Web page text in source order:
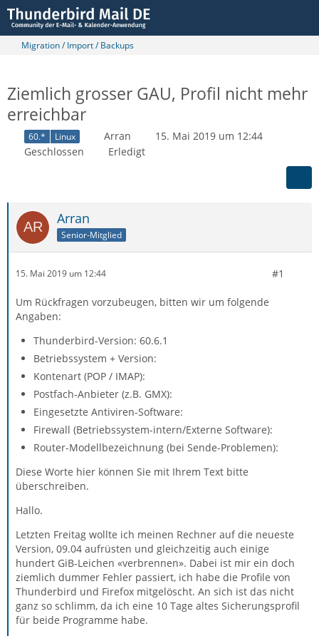
Migration / Import / Backups
Ziemlich grosser GAU, Profil nicht mehr
erreichbar
60.* Linux Arran
15. Mai 2019 um 12:44
Geschlossen
Erledigt
Arran
Senior-Mitglied
15. Mai 2019 um 12:44 #1
Um Rückfragen vorzubeugen, bitten wir um folgende
Angaben:
Thunderbird-Version: 60.6.1
Betriebssystem + Version:
Kontenart (POP / IMAP):
Postfach-Anbieter (z.B. GMX):
Eingesetzte Antiviren-Software:
Firewall (Betriebssystem-intern/Externe Software):
Router-Modellbezeichnung (bei Sende-Problemen):
Diese Worte hier können Sie mit Ihrem Text bitte
überschreiben.
Hallo.
Letzten Freitag wollte ich meinen Rechner auf die neueste
Version, 09.04 aufrüsten und gleichzeitig auch einige
hundert GiB-Leichen «verbrennen». Dabei ist mir ein doch
ziemlich dummer Fehler passiert, ich habe die Profile von
Thunderbird und Firefox mitgelöscht. An sich ist das nicht
ganz so schlimm, da ich eine 10 Tage altes Sicherungsprofil
für beide Programme habe.